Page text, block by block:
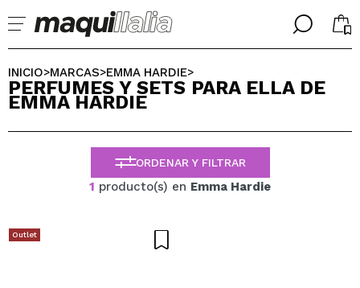
╳
Ya soy #maquilover, tengo cuenta
BIENVENIDX!
╳
SELECCIONA TU IDIOMA
ENGLISH
FRANCES
ALEMAN
ITALIANO
INICIO>MARCAS>EMMA HARDIE>
PERFUMES Y SETS PARA ELLA DE
EMMA HARDIE
ORDENAR Y FILTRAR
1 producto(s) en Emma Hardie
Outlet